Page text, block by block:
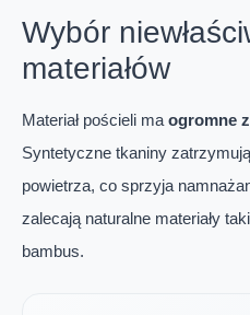
Wybór
materiałów
Materiał pościeli ma ogromne
Syntetyczne tkaniny
powietrza, co sprzyja
zalecają naturalne materiały
bambus.